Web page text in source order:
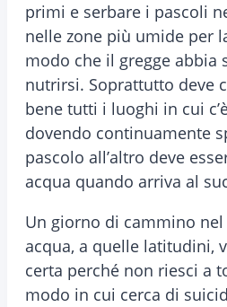
primi e serbare i pascoli
nelle zone più umide per
modo che il gregge abbia
nutrirsi. Soprattutto deve
bene tutti i luoghi in cui
dovendo continuamente
pascolo all’altro deve
acqua quando arriva al
Un giorno di cammino nel
acqua, a quelle latitudini,
certa perché non riesci a
modo in cui cerca di